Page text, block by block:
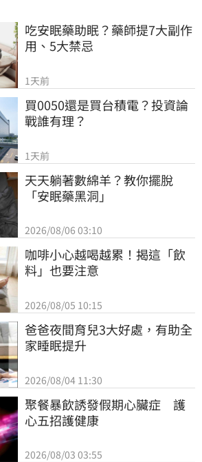
吃安眠藥助眠？藥師提7大副作
用、5大禁忌
1天前
買0050還是買台積電？投資論
戰誰有理？
1天前
天天躺著數綿羊？教你擺脫
「安眠藥黑洞」
2026/08/06 03:10
咖啡小心越喝越累！揭這「飲
料」也要注意
2026/08/05 10:15
爸爸夜間育兒3大好處，有助全
家睡眠提升
2026/08/04 11:30
聚餐暴飲誘發假期心臟症　護
心五招護健康
2026/08/03 03:55